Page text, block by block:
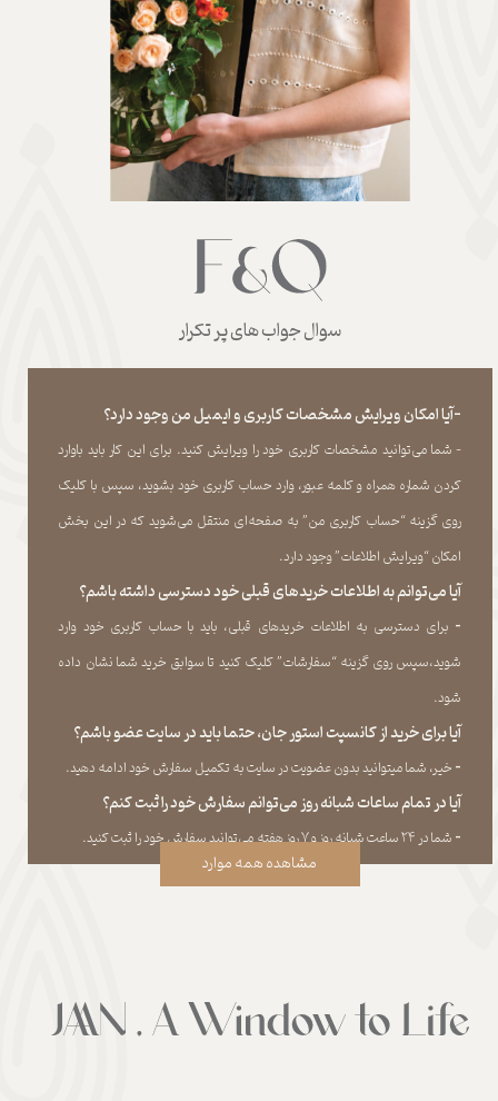
سوال جواب های پر تکرار
-آیا امکان ویرایش مشخصات کاربری و ایمیل من وجود دارد؟
- شما می‏‌توانید مشخصات کاربری خود را ویرایش کنید. برای این کار باید باوارد
کردن شماره همراه و کلمه عبور، وارد حساب کاربری خود بشوید، سپس با کلیک
روی گزینه “حساب کاربری من” به صفحه‏‌ای منتقل می‏‌شوید که در این بخش
امکان “ویرایش اطلاعات” وجود دارد.​​​​​​​
آیا می‌‏توانم به اطلاعات خریدهای قبلی خود دسترسی داشته باشم؟
​​​​​​​- برای دسترسی به اطلاعات خریدهای قبلی، باید با حساب کاربری خود وارد
شوید،سپس روی گزینه “سفارشات” کلیک کنید تا سوابق خرید شما نشان داده
‏شود.​​​​​​​
آیا برای خرید از کانسپت استور جان، حتما باید در سایت عضو باشم؟
​​​​​​​- خیر، شما میتوانید بدون عضویت در سایت به تکمیل سفارش خود ادامه دهید.​​​​​​​
آیا در تمام ساعات شبانه روز می‌توانم سفارش خود را ثبت کنم؟
​​​​​​​​​​​​​​- شما در ۲۴ ساعت شبانه روز و ۷ روز هفته می‌‏توانید سفارش خود را ثبت کنید.
مشاهده همه موارد